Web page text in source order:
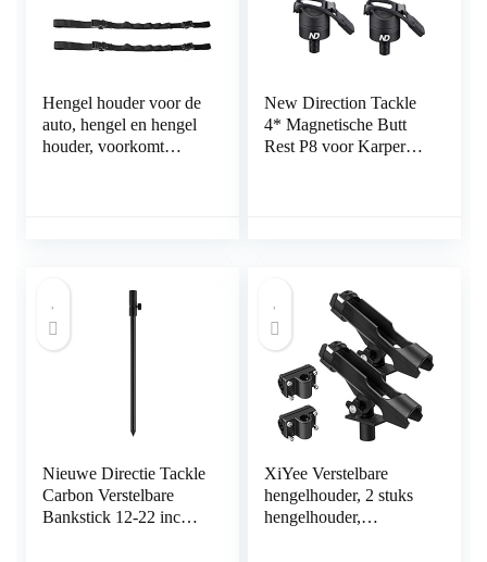
Hengel houder voor de
auto, hengel en hengel
houder, voorkomt
New Direction Tackle
4* Magnetische Butt
Rest P8 voor Karper
Nieuwe Directie Tackle
Carbon Verstelbare
Bankstick 12-22 inch
XiYee Verstelbare
hengelhouder, 2 stuks
hengelhouder,